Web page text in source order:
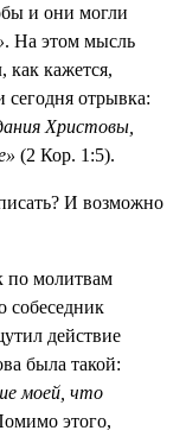
и они могли
. На этом мысль
как кажется,
отрывка:
Христовы,
(2 Кор. 1:5).
И возможно
по молитвам
собеседник
действие
была такой:
моей, что
этого,